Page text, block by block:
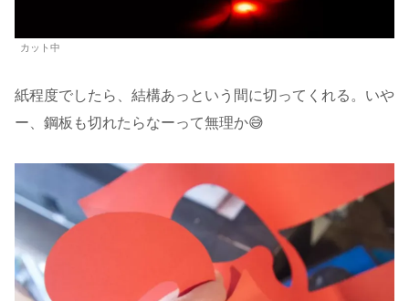
カット中
紙程度でしたら、結構あっという間に切ってくれる。いや
ー、鋼板も切れたらなーって無理か😅